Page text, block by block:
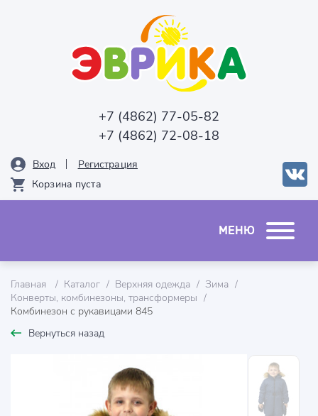
+7 (4862) 77-05-82
+7 (4862) 72-08-18
Вход
Рeгистрация
Корзина пуста
Главная Каталог Верхняя одежда
Зима
Конверты, комбинезоны, трансформеры
Комбинезон с рукавицами 845
Вернуться назад